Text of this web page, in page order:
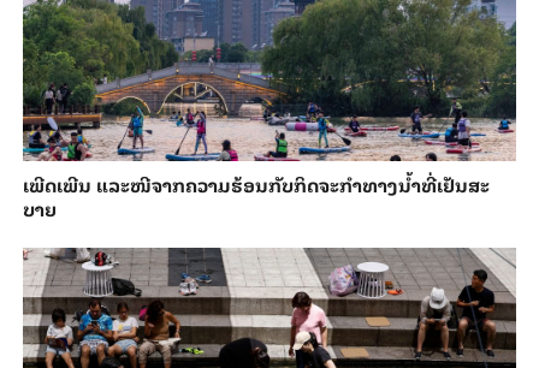
ເພີດ​ເພີນ ແລະ​ໜີ​ຈາກ​ຄວາມ​ຮ້ອນ​ກັບ​ກິດ​ຈະ​ກຳ​ທາງ​ນ້ຳ​​ທີ່​ເຢັນ​ສະ​
ບາຍ